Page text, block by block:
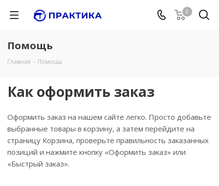
0
Помощь
Главная - Помощь
Как оформить заказ
Оформить заказ на нашем сайте легко. Просто добавьте
выбранные товары в корзину, а затем перейдите на
страницу Корзина, проверьте правильность заказанных
позиций и нажмите кнопку «Оформить заказ» или
«Быстрый заказ».